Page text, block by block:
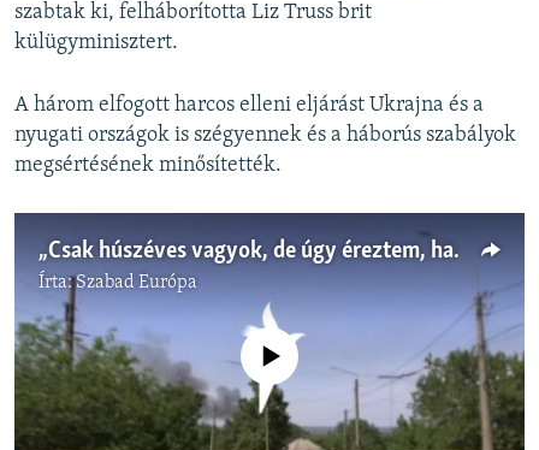
szabtak ki, felháborította Liz Truss brit
külügyminisztert.
A három elfogott harcos elleni eljárást Ukrajna és a
nyugati országok is szégyennek és a háborús szabályok
megsértésének minősítették.
„Csak húszéves vagyok, de úgy éreztem, harcolnom kell” – Idegenlégiósok az ukrán frontvonalon
Írta:Szabad Európa
Jelenleg nincs elérhető tartalom